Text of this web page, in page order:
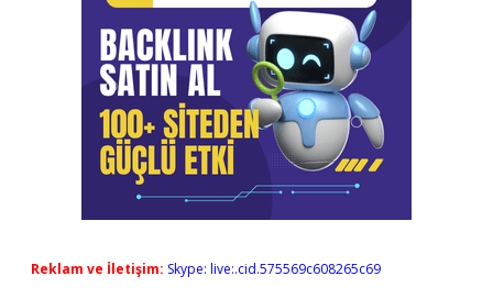
Reklam ve İletişim: Skype: live:.cid.575569c608265c69